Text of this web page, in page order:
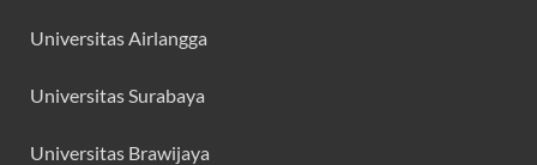
Universitas Airlangga
Universitas Surabaya
Universitas Brawijaya